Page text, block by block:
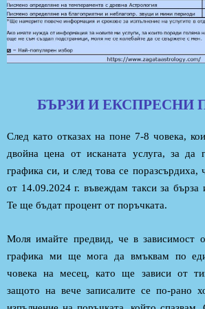
БЪРЗИ И ЕКСПРЕСНИ
След като отказах на поне 7-8 човека,
двойна цена от исканата услуга, за да
графика си, и след това се поразсърдиха,
от 14.09.2024 г. въвеждам такси за бърза
Те ще бъдат процент от поръчката.
Моля имайте предвид, че в зависимост
графика ми ще мога да вмъквам по
човека на месец, като ще зависи от
защото на вече записалите се по-рано